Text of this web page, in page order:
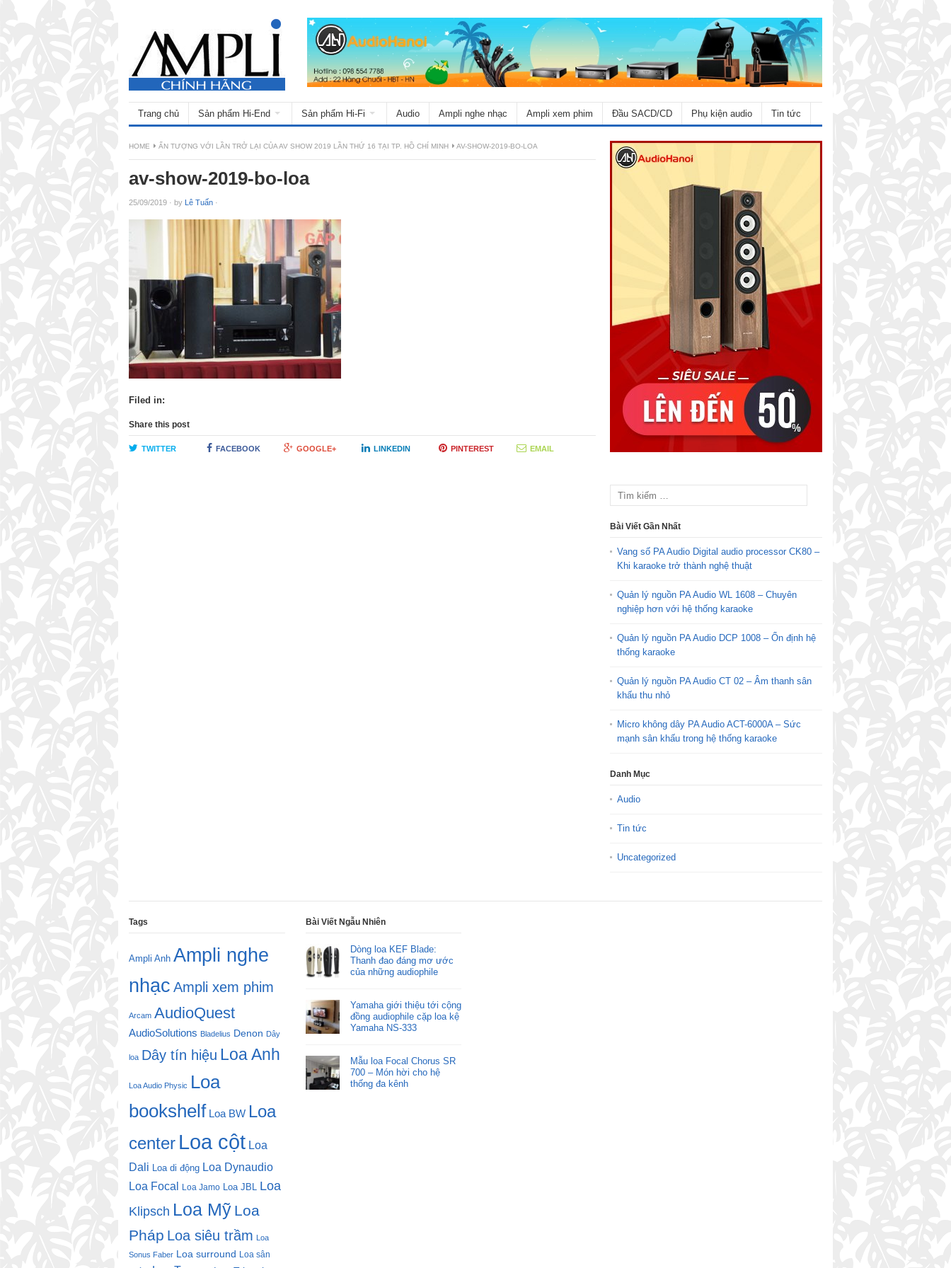
Trang chủ Sản phẩm Hi-End Sản phẩm Hi-Fi Audio Ampli nghe nhạc Ampli xem phim Đầu SACD/CD Phụ kiện audio Tin tức
HOME ẤN TƯỢNG VỚI LẦN TRỞ LẠI CỦA AV SHOW 2019 LẦN THỨ 16 TẠI TP. HỒ CHÍ MINH AV-SHOW-2019-BO-LOA
av-show-2019-bo-loa
25/09/2019 · by Lê Tuấn ·
Filed in:
Share this post
TWITTER FACEBOOK GOOGLE+ LINKEDIN PINTEREST EMAIL
Bài Viết Gần Nhất
Vang số PA Audio Digital audio processor CK80 –
Khi karaoke trở thành nghệ thuật
Quản lý nguồn PA Audio WL 1608 – Chuyên
nghiệp hơn với hệ thống karaoke
Quản lý nguồn PA Audio DCP 1008 – Ổn định hệ
thống karaoke
Quản lý nguồn PA Audio CT 02 – Âm thanh sân
khấu thu nhỏ
Micro không dây PA Audio ACT-6000A – Sức
mạnh sân khấu trong hệ thống karaoke
Danh Mục
Audio
Tin tức
Uncategorized
Tags
Ampli Anh Ampli nghe
nhạc Ampli xem phim
Arcam AudioQuest
AudioSolutions Bladelius Denon Dây
loa Dây tín hiệu Loa Anh
Loa Audio Physic Loa
bookshelf Loa BW Loa
center Loa cột Loa
Dali Loa di động Loa Dynaudio
Loa Focal
Loa Jamo Loa JBL Loa
Klipsch Loa Mỹ Loa
Pháp Loa siêu trầm Loa
Sonus Faber Loa surround Loa sân
Bài Viết Ngẫu Nhiên
Dòng loa KEF Blade:
Thanh đao đáng mơ ước
của những audiophile
Yamaha giới thiệu tới cộng
đồng audiophile cặp loa kệ
Yamaha NS-333
Mẫu loa Focal Chorus SR
700 – Món hời cho hệ
thống đa kênh